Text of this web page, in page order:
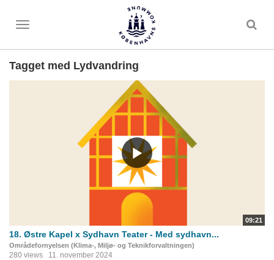
Toggle
Tagget med Lydvandring
09:21
18. Østre Kapel x Sydhavn Teater - Med sydhavn...
Områdefornyelsen (Klima-, Miljø- og Teknikforvaltningen)
280 views 11. november 2024